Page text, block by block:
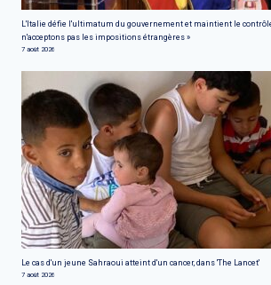
L'Italie défie l'ultimatum du gouvernement et maintient le
n'acceptons pas les impositions étrangères »
7 août 2026
Le cas d'un jeune Sahraoui atteint d'un cancer, dans 'The Lancet'
7 août 2026